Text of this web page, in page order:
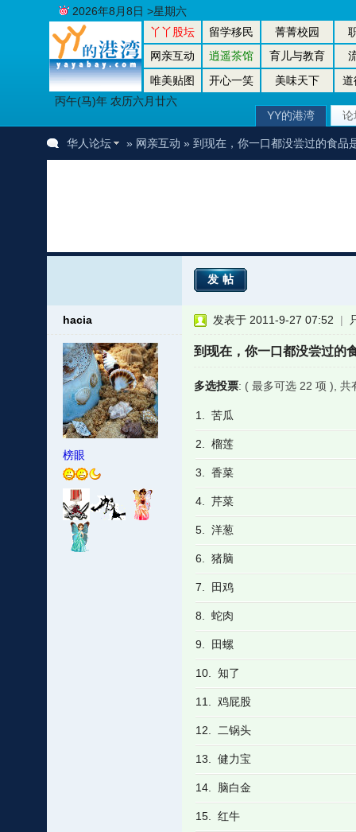
丫丫股坛 留学移民 菁菁校园
网亲互动
逍遥茶馆 育儿与教育
唯美贴图
开心一笑 美味天下
道
丙午(马)年 农历六月廿六
2026年8月8日 >星期六
YY的港湾 论
华人论坛 » 网亲互动 » 到现在，你一口都没尝过的食品
发帖
hacia
榜眼
发表于 2011-9-27 07:52 |
到现在，你一口都没尝过的
多选投票: ( 最多可选 22 项 ), 共
1. 苦瓜
2. 榴莲
3. 香菜
4. 芹菜
5. 洋葱
6. 猪脑
7. 田鸡
8. 蛇肉
9. 田螺
10. 知了
11. 鸡屁股
12. 二锅头
13. 健力宝
14. 脑白金
15. 红牛